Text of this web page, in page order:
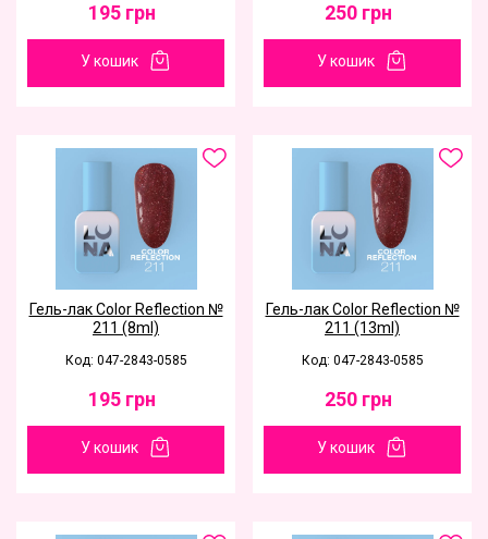
195 грн
У кошик
250 грн
У кошик
Гель-лак Color Reflection №
211 (8ml)
Код: 047-2843-0585
195 грн
У кошик
Гель-лак Color Reflection №
211 (13ml)
Код: 047-2843-0585
250 грн
У кошик